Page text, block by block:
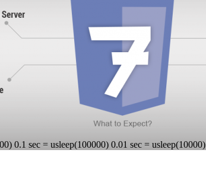
0.1 sec = usleep(100000) 0.01 sec = usleep(10000)